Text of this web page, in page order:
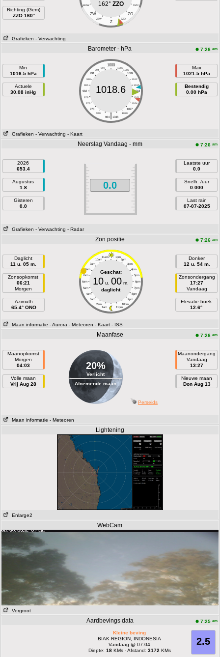
Richting (Gem)
ZZO 160°
WZW OZO
ZW ZO
ZZW ZZO
Z
162° ZZO
Grafieken - Verwachting
Barometer - hPa 7:26 am
Min
1016.5 hPa
Actuele
30.08 inHg
1000
997 1003
994
1006
991
1009
988
1012
985
1015
982
1018
979
1021
976
1024
973
1027
970
1030
|
964 1036
1018.6
Max
1021.5 hPa
Bestendig
0.00 hPa
Grafieken - Verwachting - Kaart
Neerslag Vandaag - mm 7:26 am
2026
653.4
Augustus
1.8
Gisteren
0.0
0.0
Laatste uur
0.0
Snelh. /uur
0.000
Last rain
07-07-2025
Grafieken - Verwachting - Radar
Zon positie 7:26 am
Daglicht
11 u. 05 m.
Zonsopkomst
06:21
Morgen
Azimuth
65.4° ONO
11am 1pm
10am 2pm
9am 3pm
8am 4pm
7am 5pm
6am 6pm
5am 7pm
4am 8pm
3am 9pm
2am 10pm
1am 11pm
Geschat:
10 u.00 m.
daglicht
Donker
12 u. 54 m.
Zonsondergang
17:27
Vandaag
Elevatie hoek
12.6°
Maan informatie - Aurora - Meteoren - Kaart - ISS
Maanfase 7:26 am
Maanopkomst
Morgen
04:03
Volle maan
Vrij Aug 28
20%
Verlicht
Afnemende maan
Maanondergang
Vandaag
13:27
Nieuwe maan
Don Aug 13
Perseids
Maan informatie - Meteoren
Lightening
Enlarge2
WebCam
Vergroot
Aardbevings data 7:25 am
2.5
Kleine beving
BIAK REGION, INDONESIA
Vandaag @ 07:04
Diepte: 18KMs - Afstand: 3172 KMs